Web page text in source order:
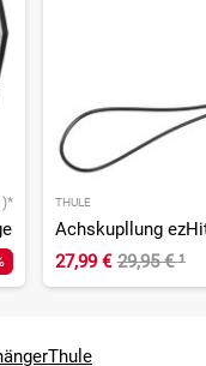
THULE
Achskupllung
27,99 € 29,95 €¹
Thule